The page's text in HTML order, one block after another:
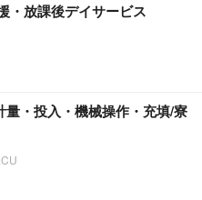
・放課後デイサービス
・投入・機械操作・充填/寮